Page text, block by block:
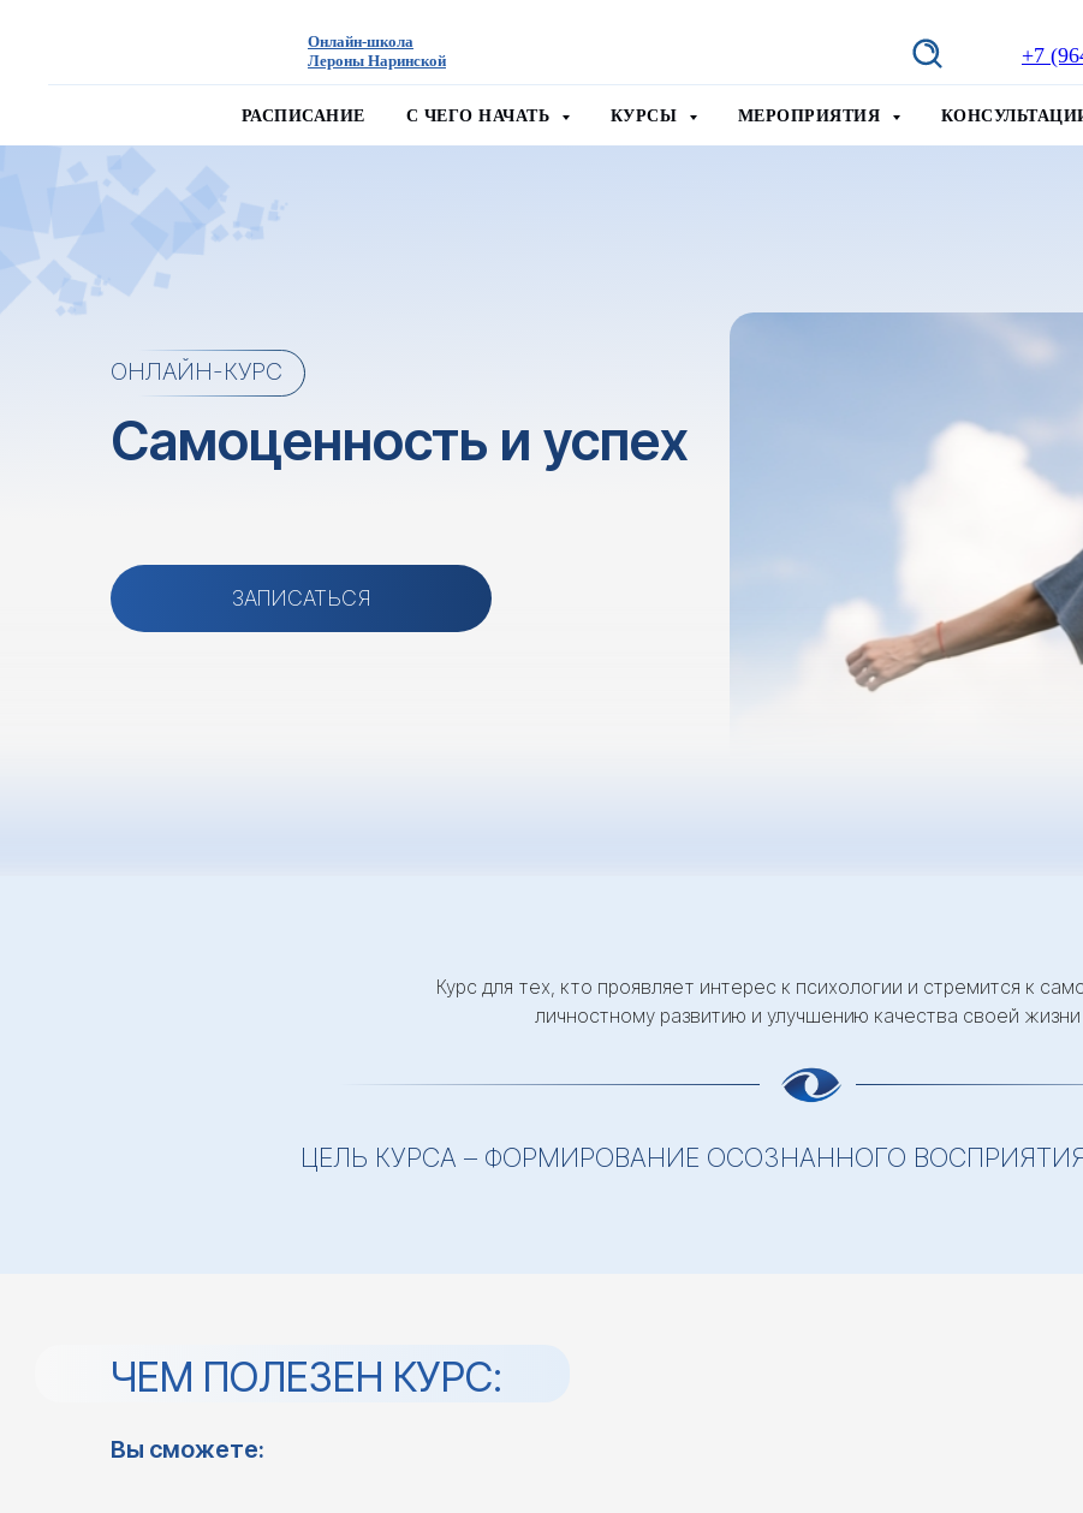
Онлайн-школа
Лероны Наринской
+7
РАСПИСАНИЕ С ЧЕГО НАЧАТЬ КУРСЫ МЕРОПРИЯТИЯ
ОНЛАЙН-КУРС
Самоценность и успех
ЗАПИСАТЬСЯ
Курс для тех, кто проявляет интерес к психологии и стремится к
личностному развитию и улучшению качества своей жизни
ЦЕЛЬ КУРСА – ФОРМИРОВАНИЕ ОСОЗНАННОГО
ЧЕМ ПОЛЕЗЕН КУРС:
Вы сможете: